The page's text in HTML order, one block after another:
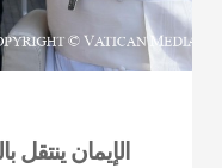
الإيمان ينتقل